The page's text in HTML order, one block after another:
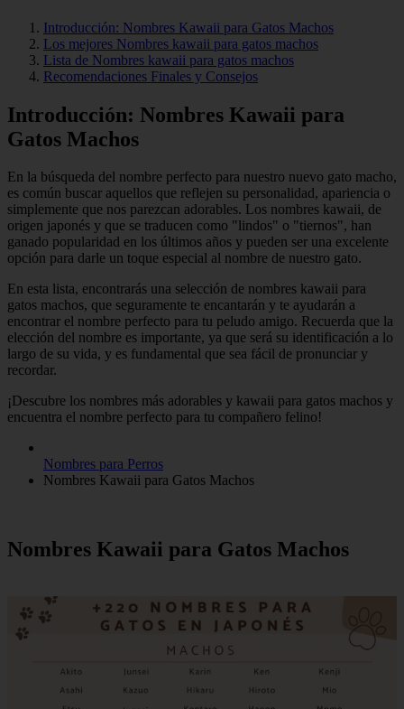
Introducción: Nombres Kawaii para Gatos Machos
Los mejores Nombres kawaii para gatos machos
Lista de Nombres kawaii para gatos machos
Recomendaciones Finales y Consejos
Introducción: Nombres Kawaii para
Gatos Machos
En la búsqueda del nombre perfecto para nuestro nuevo gato macho,
es común buscar aquellos que reflejen su personalidad, apariencia o
simplemente que nos parezcan adorables. Los nombres kawaii, de
origen japonés y que se traducen como "lindos" o "tiernos", han
ganado popularidad en los últimos años y pueden ser una excelente
opción para darle un toque especial al nombre de nuestro gato.
En esta lista, encontrarás una selección de nombres kawaii para
gatos machos, que seguramente te encantarán y te ayudarán a
encontrar el nombre perfecto para tu peludo amigo. Recuerda que la
elección del nombre es importante, ya que será su identificación a lo
largo de su vida, y es fundamental que sea fácil de pronunciar y
recordar.
¡Descubre los nombres más adorables y kawaii para gatos machos y
encuentra el nombre perfecto para tu compañero felino!
Nombres para Perros
Nombres Kawaii para Gatos Machos
Nombres Kawaii para Gatos Machos